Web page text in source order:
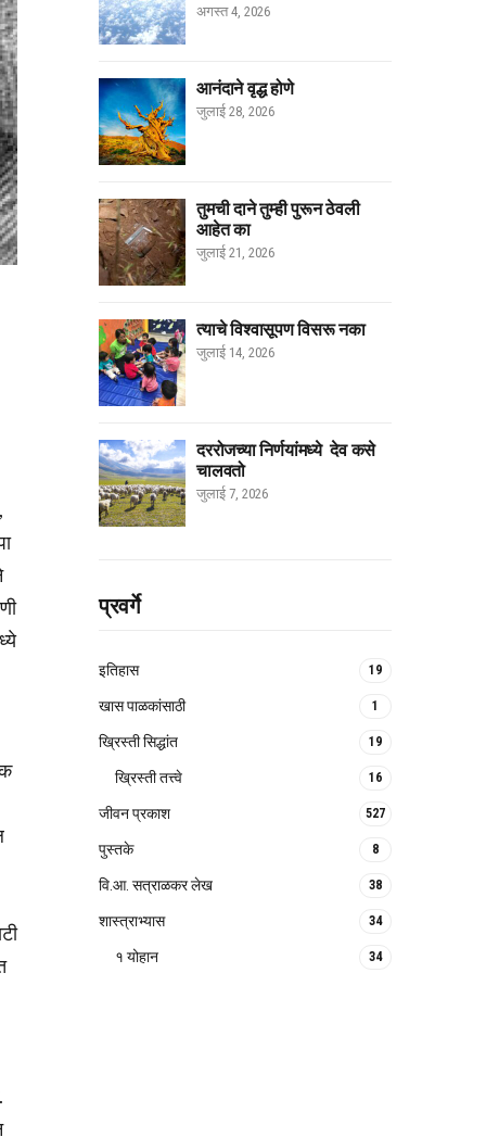
अगस्त 4, 2026
आनंदाने वृद्ध होणे
जुलाई 28, 2026
तुमची दाने तुम्ही पुरून ठेवली
आहेत का
जुलाई 21, 2026
त्याचे विश्वासूपण विसरू नका
जुलाई 14, 2026
दररोजच्या निर्णयांमध्ये देव कसे
चालवतो
जुलाई 7, 2026
प्रवर्गे
इतिहास 19
खास पाळकांसाठी 1
ख्रिस्ती सिद्धांत 19
ख्रिस्ती तत्त्वे 16
जीवन प्रकाश 527
पुस्तके 8
वि.आ. सत्राळकर लेख 38
शास्त्राभ्यास 34
१ योहान 34